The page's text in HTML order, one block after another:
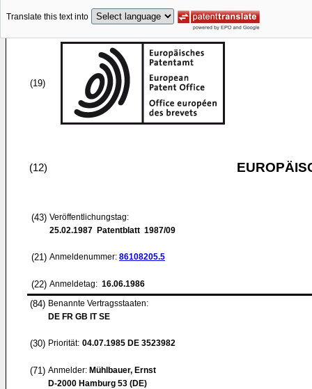
Translate this text into
(19)
(12)
(43) Veröffentlichungstag:
25.02.1987 Patentblatt 1987/09
(21) Anmeldenummer: 86108205.5
(22) Anmeldetag: 16.06.1986
(84) Benannte Vertragsstaaten:
DE FR GB IT SE
(30) Priorität: 04.07.1985 DE 3523982
(71) Anmelder: Mühlbauer, Ernst
D-2000 Hamburg 53 (DE)